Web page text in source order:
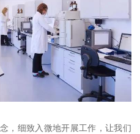
，细致入微地开展工作，让我们